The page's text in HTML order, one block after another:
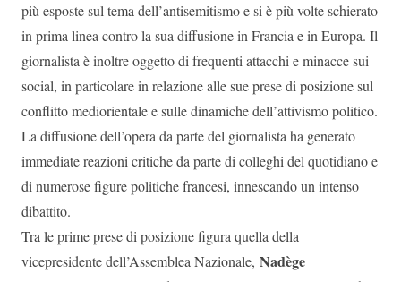
più esposte sul tema dell’antisemitismo e si è più volte schierato
in prima linea contro la sua diffusione in Francia e in Europa. Il
giornalista è inoltre oggetto di frequenti attacchi e minacce sui
social, in particolare in relazione alle sue prese di posizione sul
conflitto mediorientale e sulle dinamiche dell’attivismo politico.
La diffusione dell’opera da parte del giornalista ha generato
immediate reazioni critiche da parte di colleghi del quotidiano e
di numerose figure politiche francesi, innescando un intenso
dibattito.
Tra le prime prese di posizione figura quella della
vicepresidente dell’Assemblea Nazionale, Nadège